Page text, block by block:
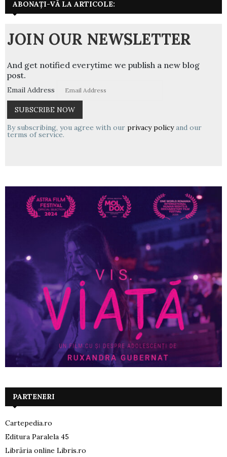
ABONAȚI-VĂ LA ARTICOLE:
JOIN OUR NEWSLETTER
And get notified everytime we publish a new blog
post.
Email Address
By subscribing, you agree with our privacy policyand our
terms of service.
PARTENERI
Cartepedia.ro
Editura Paralela 45
Librăria online Libris.ro